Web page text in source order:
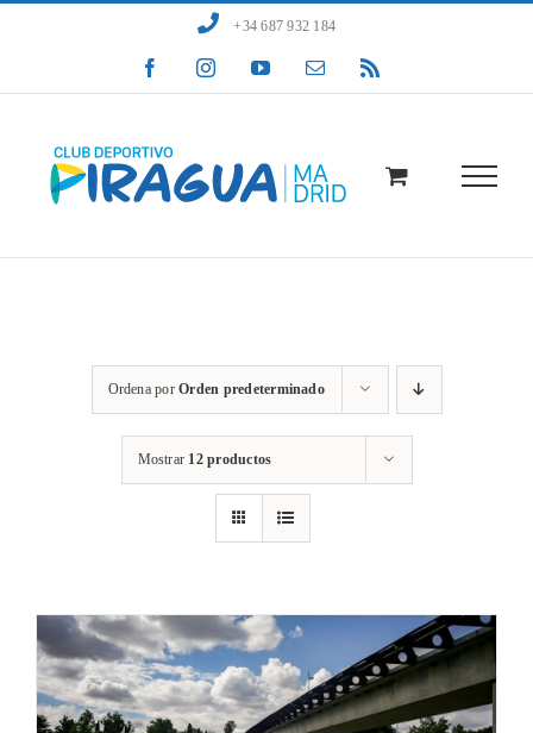
+34 687 932 184
FacebookInstagramYouTubeCorreoRss
Ordena porOrden predeterminado
Mostrar 12 productos